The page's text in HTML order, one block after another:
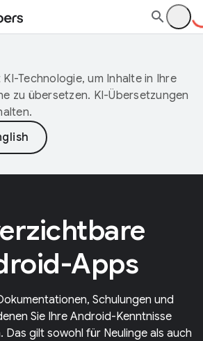
Technologie, um Inhalte in Ihre
zu übersetzen. KI-Übersetzungen
Apps
Schulungen und
Sie Ihre Android-Kenntnisse
Das gilt sowohl für Neulinge als auch